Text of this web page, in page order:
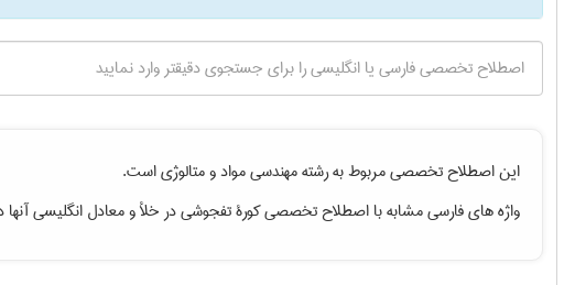
این اصطلاح تخصصی مربوط به رشتهمهندسی مواد و متالوژیاست.
واژه های فارسی مشابه با اصطلاح تخصصیکورۀ تفجوشی در خلأو معادل انگلیسی